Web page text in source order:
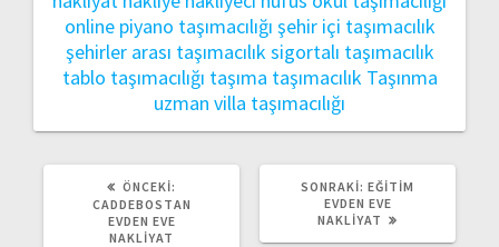
online piyano taşımacılığı şehir içi taşımacılık
şehirler arası taşımacılıksigortalı taşımacılık
tablo taşımacılığı taşıma taşımacılık Taşınma
uzman villa taşımacılığı
ÖNCEKI:
YAZI:
CADDEBOSTAN
EVDEN EVE
NAKLIYAT
SONRAKI: SONRAKI
YAZI:
EĞITIM
EVDEN EVE
NAKLIYAT